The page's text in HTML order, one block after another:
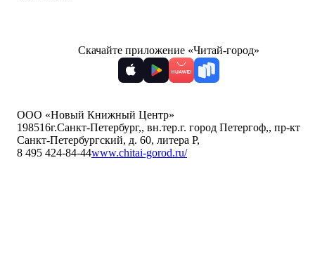
Скачайте приложение «Читай-город»
ООО «Новый Книжный Центр»
198516г.Санкт-Петербург,, вн.тер.г. город Петергоф,, пр-кт
Санкт-Петербургский, д. 60, литера Р,
8 495 424-84-44www.chitai-gorod.ru/